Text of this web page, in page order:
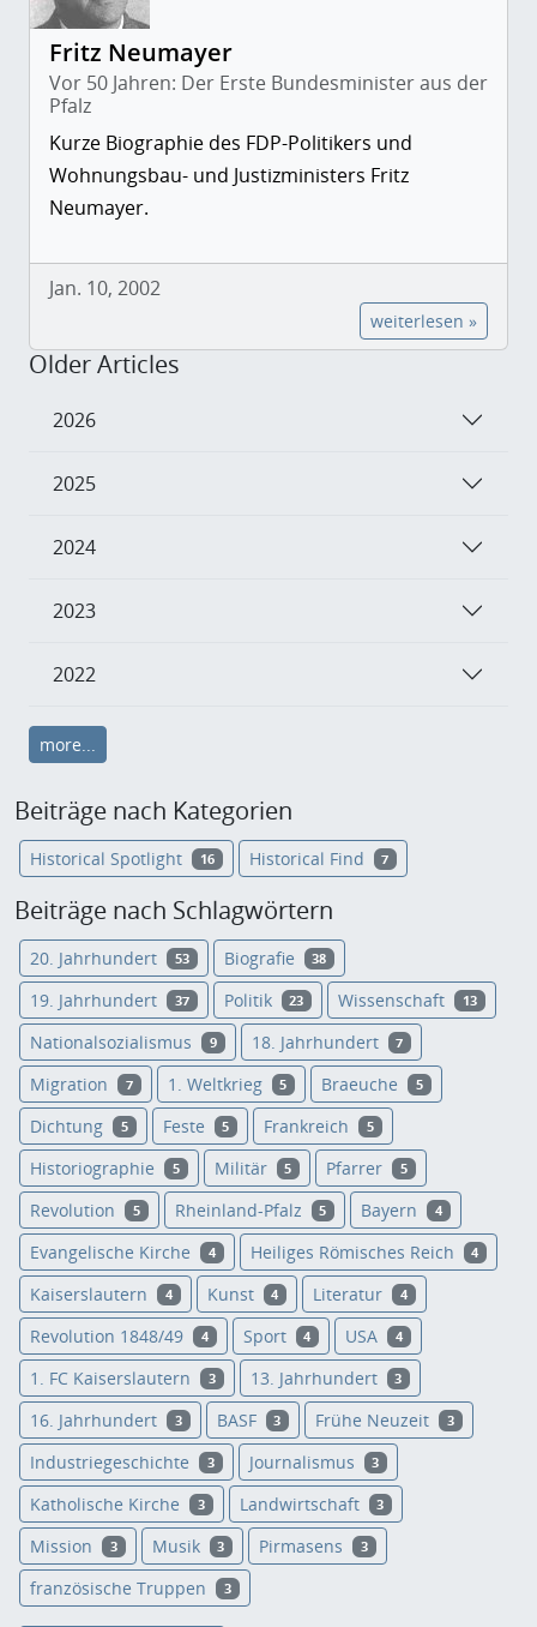
Fritz Neumayer
Vor 50 Jahren: Der Erste Bundesminister aus der
Pfalz
Kurze Biographie des FDP-Politikers und
Wohnungsbau- und Justizministers Fritz
Neumayer.
Jan. 10, 2002
weiterlesen »
Older Articles
2026
2025
2024
2023
2022
more...
Beiträge nach Kategorien
Historical Spotlight 16 Historical Find 7
Beiträge nach Schlagwörtern
20. Jahrhundert 53 Biografie 38
19. Jahrhundert 37 Politik 23 Wissenschaft 13
Nationalsozialismus 9 18. Jahrhundert 7
Migration 7 1. Weltkrieg 5 Braeuche 5
Dichtung 5 Feste 5 Frankreich 5
Historiographie 5 Militär 5 Pfarrer 5
Revolution 5 Rheinland-Pfalz 5 Bayern 4
Evangelische Kirche 4 Heiliges Römisches Reich 4
Kaiserslautern 4 Kunst 4 Literatur 4
Revolution 1848/49 4 Sport 4 USA 4
1. FC Kaiserslautern 3 13. Jahrhundert 3
16. Jahrhundert 3 BASF 3 Frühe Neuzeit 3
Industriegeschichte 3 Journalismus 3
Katholische Kirche 3 Landwirtschaft 3
Mission 3 Musik 3 Pirmasens 3
französische Truppen 3